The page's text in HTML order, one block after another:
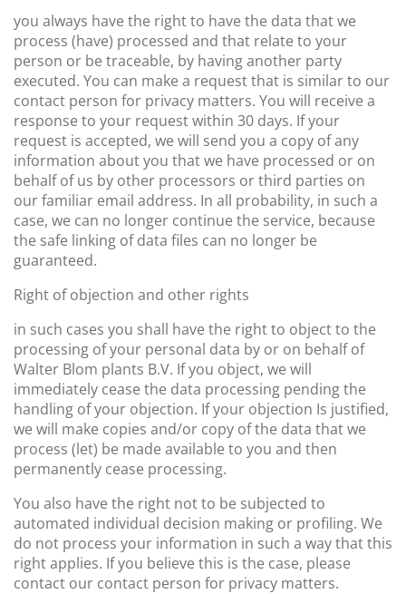
you always have the right to have the data that we
process (have) processed and that relate to your
person or be traceable, by having another party
executed. You can make a request that is similar to our
contact person for privacy matters. You will receive a
response to your request within 30 days. If your
request is accepted, we will send you a copy of any
information about you that we have processed or on
behalf of us by other processors or third parties on
our familiar email address. In all probability, in such a
case, we can no longer continue the service, because
the safe linking of data files can no longer be
guaranteed.
Right of objection and other rights
in such cases you shall have the right to object to the
processing of your personal data by or on behalf of
Walter Blom plants B.V. If you object, we will
immediately cease the data processing pending the
handling of your objection. If your objection Is justified,
we will make copies and/or copy of the data that we
process (let) be made available to you and then
permanently cease processing.
You also have the right not to be subjected to
automated individual decision making or profiling. We
do not process your information in such a way that this
right applies. If you believe this is the case, please
contact our contact person for privacy matters.